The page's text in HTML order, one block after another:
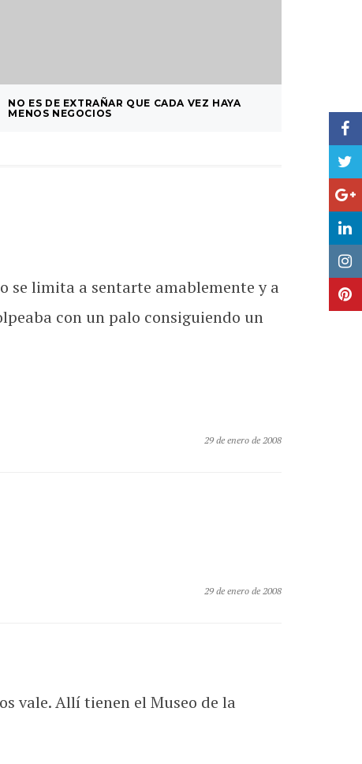
NO ES DE EXTRAÑAR QUE CADA VEZ HAYA
MENOS NEGOCIOS
ESTÁN
LOS
se limita a sentarte amablemente y a
con un palo consiguiendo un
29 de enero de 2008
29 de enero de 2008
vale. Allí tienen el Museo de la